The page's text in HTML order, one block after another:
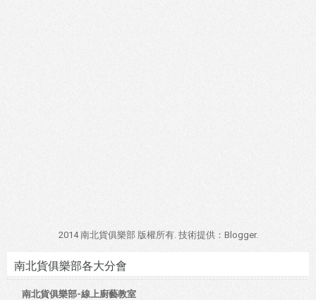
2014 南北貨俱樂部 版權所有. 技術提供： Blogger.
南北貨俱樂部各大分會
南北貨俱樂部-線上廚藝教室